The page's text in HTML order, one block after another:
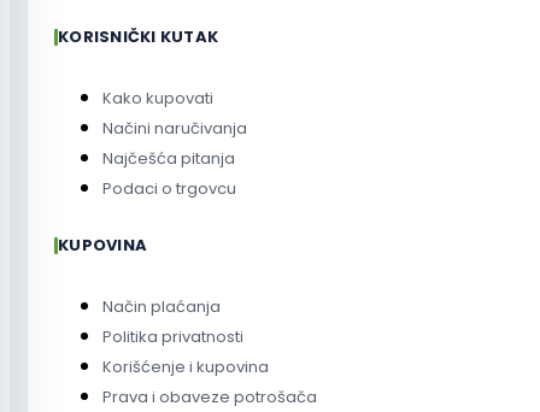
KORISNIČKI KUTAK
Kako kupovati
Načini naručivanja
Najčešća pitanja
Podaci o trgovcu
KUPOVINA
Način plaćanja
Politika privatnosti
Korišćenje i kupovina
Prava i obaveze potrošača